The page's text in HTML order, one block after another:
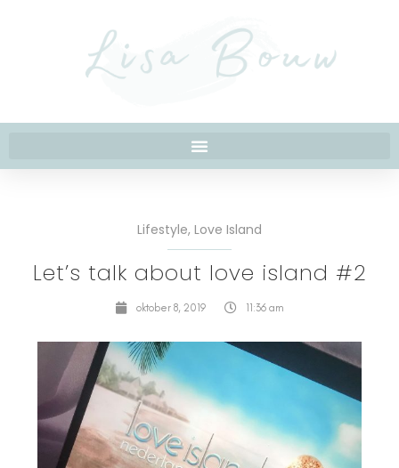
Lifestyle, Love Island
Let’s talk about love island #2
oktober 8, 2019 11:36 am